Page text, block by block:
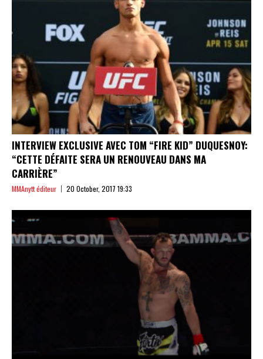
INTERVIEW EXCLUSIVE AVEC TOM “FIRE KID” DUQUESNOY:
“CETTE DÉFAITE SERA UN RENOUVEAU DANS MA
CARRIÈRE”
MMAnytt éditeur 20 October, 2017 19:33